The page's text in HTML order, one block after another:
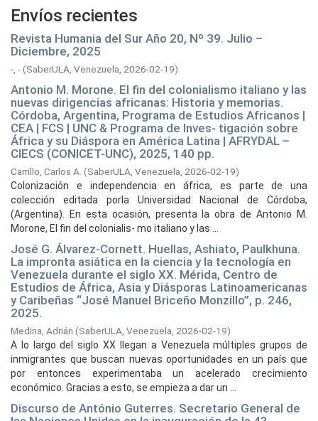
Envíos recientes
Revista Humania del Sur Año 20, Nº 39. Julio –
Diciembre, 2025
-, -(SaberULA, Venezuela, 2026-02-19)
Antonio M. Morone. El fin del colonialismo italiano y las
nuevas dirigencias africanas: Historia y memorias.
Córdoba, Argentina, Programa de Estudios Africanos |
CEA | FCS | UNC & Programa de Inves- tigación sobre
África y su Diáspora en América Latina | AFRYDAL –
CIECS (CONICET-UNC), 2025, 140 pp.
Carrillo, Carlos A. (SaberULA, Venezuela, 2026-02-19)
Colonización e independencia en áfrica, es parte de una
colección editada porla Universidad Nacional de Córdoba,
(Argentina). En esta ocasión, presenta la obra de Antonio M.
Morone, El fin del colonialis- mo italiano y las ...
José G. Álvarez-Cornett. Huellas, Ashiato, Paulkhuna.
La impronta asiática en la ciencia y la tecnología en
Venezuela durante el siglo XX. Mérida, Centro de
Estudios de África, Asia y Diásporas Latinoamericanas
y Caribeñas “José Manuel Briceño Monzillo”, p. 246,
2025.
Medina, Adrián (SaberULA, Venezuela, 2026-02-19)
A lo largo del siglo XX llegan a Venezuela múltiples grupos de
inmigrantes que buscan nuevas oportunidades en un país que
por entonces experimentaba un acelerado crecimiento
económico. Gracias a esto, se empieza a dar un ...
Discurso de António Guterres. Secretario General de